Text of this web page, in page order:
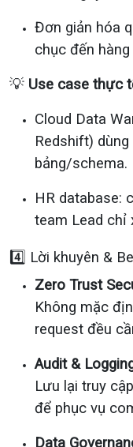
Đơn giản hóa
chục đến
💡 Use case thực
Cloud Data
Redshift)
bảng/schema.
HR database:
team Lead chỉ
4️⃣ Lời khuyên &
Zero Trust
Không mặc
request đều
Audit &
Lưu lại truy
để phục vụ
Data